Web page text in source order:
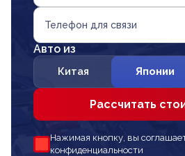
Телефон для связи
Авто из
Китая Японии
Рассчитать
Нажимая кнопку, вы
конфиденциальности